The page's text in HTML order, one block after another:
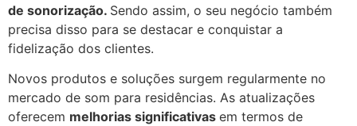
de sonorização. Sendo assim, o seu negócio também
precisa disso para se destacar e conquistar a
fidelização dos clientes.
Novos produtos e soluções surgem regularmente no
mercado de som para residências. As atualizações
oferecem melhorias significativas em termos de